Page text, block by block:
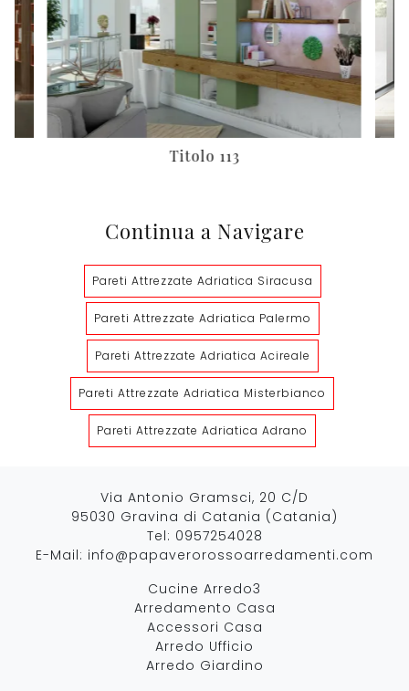
Titolo 113
Continua a Navigare
Pareti Attrezzate Adriatica Siracusa
Pareti Attrezzate Adriatica Palermo
Pareti Attrezzate Adriatica Acireale
Pareti Attrezzate Adriatica Misterbianco
Pareti Attrezzate Adriatica Adrano
Via Antonio Gramsci, 20 C/D
95030 Gravina di Catania (Catania)
Tel: 0957254028
E-Mail: info@papaverorossoarredamenti.com
Cucine Arredo3
Arredamento Casa
Accessori Casa
Arredo Ufficio
Arredo Giardino